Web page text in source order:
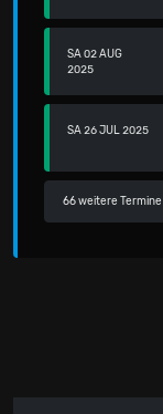
SA 02 AUG
2025
SA 26 JUL 2025
66 weitere Termine